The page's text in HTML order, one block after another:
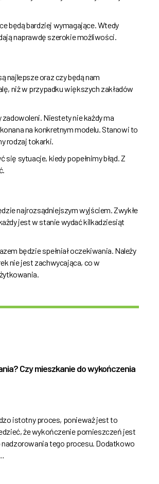
będą bardziej wymagające. Wtedy
naprawdę szerokie możliwości.
najlepsze oraz czy będą nam
niż w przypadku większych zakładów
Niestety nie każdy ma
na konkretnym modelu. Stanowi to
rodzaj tokarki.
sytuacje, kiedy popełnimy błąd. Z
najrozsądniejszym wyjściem. Zwykłe
jest w stanie wydać kilkadziesiąt
będzie spełniał oczekiwania. Należy
nie jest zachwycająca, co w
Czy mieszkanie do wykończenia
istotny proces, ponieważ jest to
że wykończenie pomieszczeń jest
nadzorowania tego procesu. Dodatkowo